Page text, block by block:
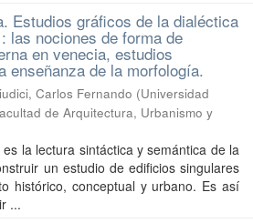
Estudios gráficos de la dialéctica
las nociones de forma de
en venecia, estudios
enseñanza de la morfología.
Carlos Fernando (Universidad
de Arquitectura, Urbanismo y
es la lectura sintáctica y semántica de la
un estudio de edificios singulares
histórico, conceptual y urbano. Es así
...